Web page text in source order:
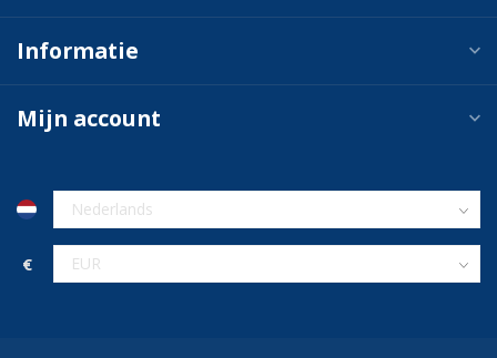
Informatie
Mijn account
€